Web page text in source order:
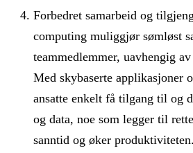
Forbedret samarbeid og
computing muliggjør sømløst
teammedlemmer, uavhengig
Med skybaserte applikasjoner
ansatte enkelt få tilgang til og
og data, noe som legger til
sanntid og øker